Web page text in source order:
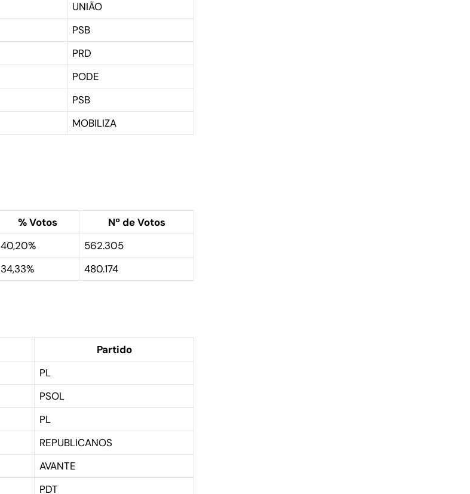
UNIÃO
PSB
PRD
PODE
PSB
MOBILIZA
% Votos
Nº de Votos
40,20%
562.305
34,33% 480.174
Partido
PL
PSOL
PL
REPUBLICANOS
AVANTE
PDT